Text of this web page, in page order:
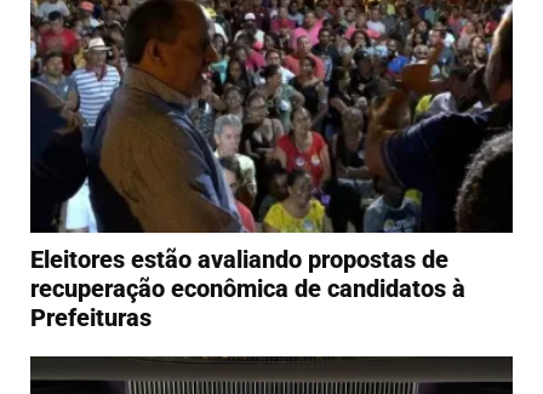
Eleitores estão avaliando propostas de
recuperação econômica de candidatos à
Prefeituras